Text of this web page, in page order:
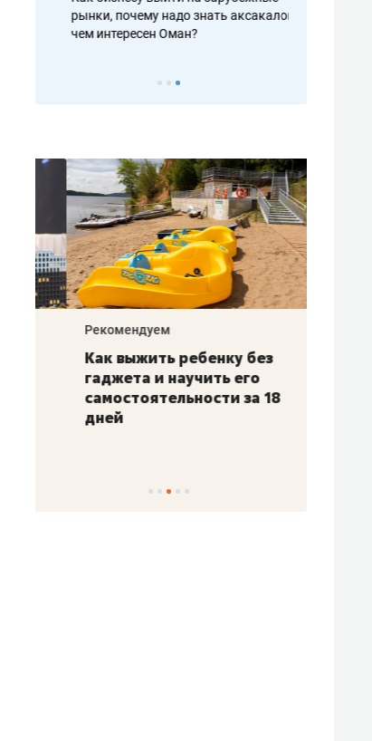
рынки, почему надо знать аксакалов и
чем интересен Оман?
Рекомендуем
Как выжить ребенку без
гаджета и научить его
самостоятельности за 18
дней